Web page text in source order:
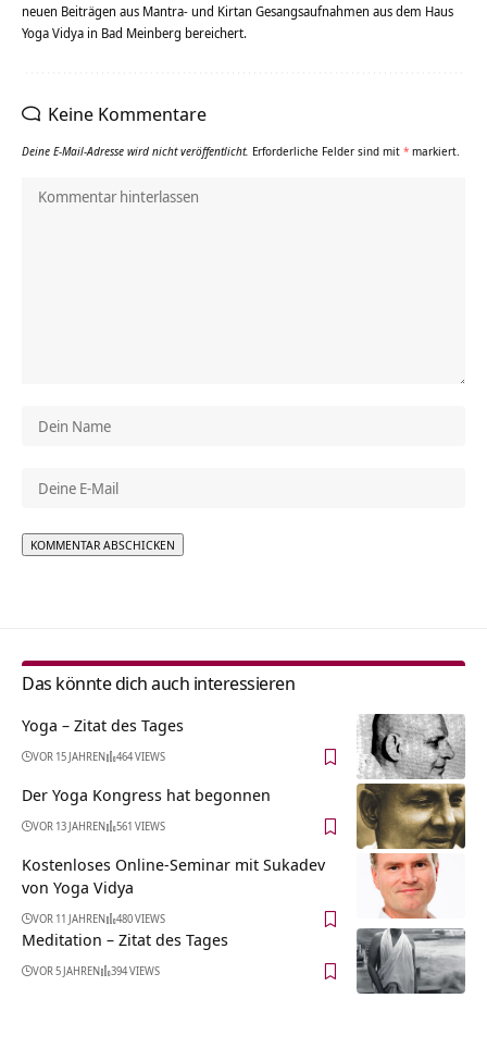
neuen Beiträgen aus Mantra- und Kirtan Gesangsaufnahmen aus dem Haus
Yoga Vidya in Bad Meinberg bereichert.
Keine Kommentare
Deine E-Mail-Adresse wird nicht veröffentlicht. Erforderliche Felder sind mit * markiert.
Das könnte dich auch interessieren
Yoga – Zitat des Tages
VOR 15 JAHREN 464 VIEWS
Der Yoga Kongress hat begonnen
VOR 13 JAHREN 561 VIEWS
Kostenloses Online-Seminar mit Sukadev
von Yoga Vidya
VOR 11 JAHREN 480 VIEWS
Meditation – Zitat des Tages
VOR 5 JAHREN 394 VIEWS